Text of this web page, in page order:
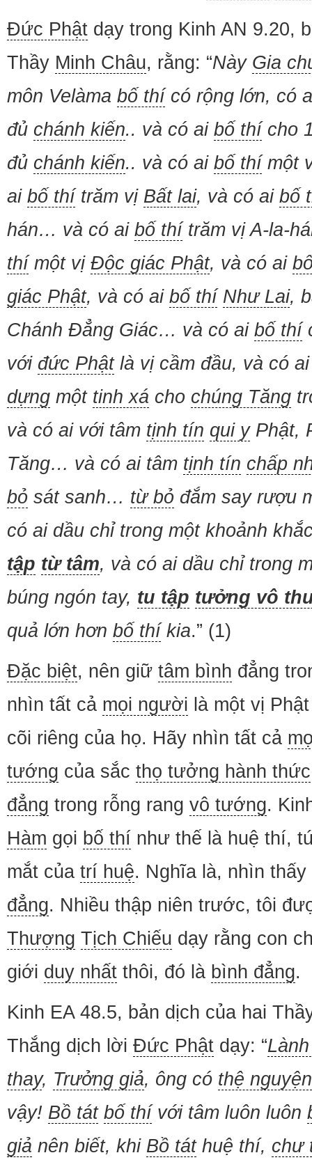
Đức Phật dạy trong Kinh AN 9.20,
Thầy Minh Châu, rằng: “Này Gia
môn Velàma bố thícó rộng lớn, có
đủ chánh kiến.. và có ai bố thícho
đủ chánh kiến.. và có ai bố thímột
ai bố thítrăm vị Bất lai, và có ai bố
hán… và có ai bố thítrăm vị A-la-
thímột vị Độc giác Phật, và có ai
giác Phật, và có ai bố thí Như Lai,
Chánh Đẳng Giác… và có ai bố thí
với đức Phậtlà vị cầm đầu, và có
dựng một tinh xá cho chúng Tăng
và có ai với tâm tịnh tín qui yPhật,
Tăng… và có ai tâm tịnh tín chấp
bỏ sát sanh… từ bỏ đắm say rượu
có ai dầu chỉ trong một khoảnh
tập từ tâm, và có ai dầu chỉ trong
búng ngón tay, tu tập tưởng vô
quả lớn hơn bố thíkia.” (1)
Đặc biệt, nên giữ tâm bình đẳng
nhìn tất cả mọi người là một vị
cõi riêng của họ. Hãy nhìn tất cả
tướng của sắc thọ tưởng hành thức
đẳng trong rỗng rang vô tướng.
Hàm gọi bố thí như thế là huệ thí,
mắt của trí huệ. Nghĩa là, nhìn
đẳng. Nhiều thập niên trước, tôi
Thượng Tịch Chiếu dạy rằng con
giới duy nhất thôi, đó là bình đẳng.
Kinh EA 48.5, bản dịch của hai
Thắng dịch lời Đức Phật dạy: “
thay, Trưởng giả, ông có thệ nguyện
vậy! Bồ tát bố thívới tâm luôn luôn
giả nên biết, khi Bồ táthuệ thí, chư